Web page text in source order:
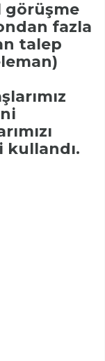
görüşme
fazla
talep